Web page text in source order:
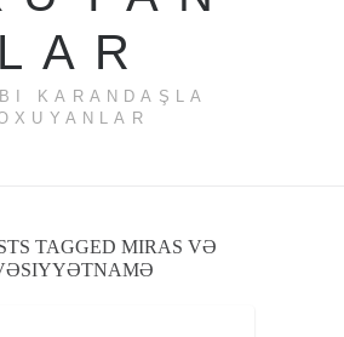
KARANDAŞLA
TAGGED MIRAS VƏ